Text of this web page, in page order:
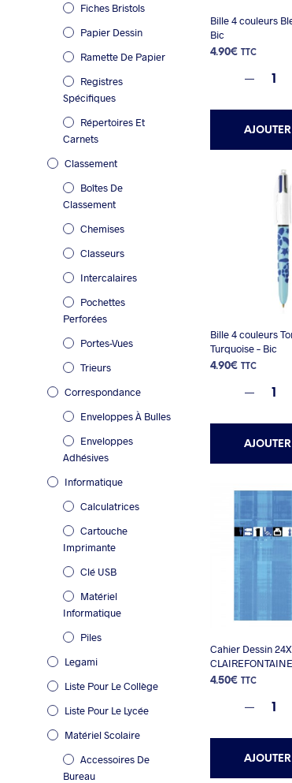
Fiches Bristols
Papier Dessin
Ramette De Papier
Registres
Spécifiques
Répertoires Et
Carnets
Classement
Boîtes De
Classement
Chemises
Classeurs
Intercalaires
Pochettes
Perforées
Portes-Vues
Trieurs
Correspondance
Enveloppes À Bulles
Enveloppes
Adhésives
Informatique
Calculatrices
Cartouche
Imprimante
Clé USB
Matériel
Informatique
Piles
Legami
Liste Pour Le Collège
Liste Pour Le Lycée
Matériel Scolaire
Accessoires De
Bureau
Bille 4 couleurs
Bic
4.90€ TTC
Bille 4 couleurs
Turquoise – Bic
4.90€ TTC
Cahier Dessin
CLAIREFONTAINE
4.50€ TTC